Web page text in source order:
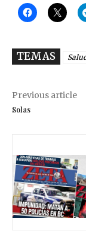
TEMAS
Previous article
Solas